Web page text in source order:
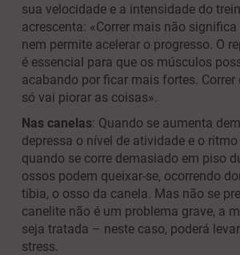
sua velocidade e a intensidade do
acrescenta: «Correr mais não significa
nem permite acelerar o progresso. O
é essencial para que os músculos
acabando por ficar mais fortes. Correr
só vai piorar as coisas».
Nas canelas: Quando se aumenta
depressa o nível de atividade e o
quando se corre demasiado em piso
ossos podem queixar-se, ocorrendo
tíbia, o osso da canela. Mas não se
canelite não é um problema grave, a
seja tratada – neste caso, poderá
stress.